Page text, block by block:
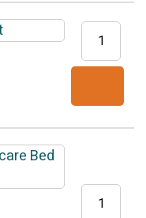
(150)
aantal
Zalf